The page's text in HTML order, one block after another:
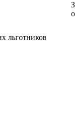
льготников